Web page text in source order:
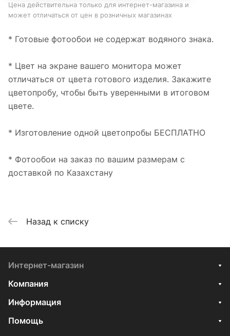
Цена действительна только для интернет-магазина и
может отличаться от цен в розничных магазинах
* Готовые фотообои не содержат водяного знака.
* Цвет на экране вашего монитора может
отличаться от цвета готового изделия. Закажите
цветопробу, чтобы быть уверенными в итоговом
цвете.
* Изготовление одной цветопробы БЕСПЛАТНО
* Фотообои на заказ по вашим размерам с
доставкой по Казахстану
Назад к списку
Интернет-магазин
Компания
Информация
Помощь